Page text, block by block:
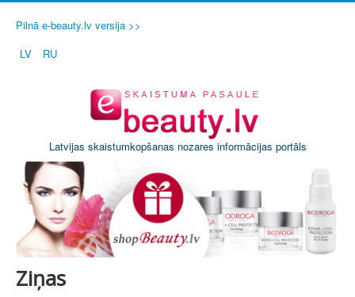
Pilnā e-beauty.lv versija >>
LV
RU
Latvijas skaistumkopšanas nozares informācijas portāls
Ziņas